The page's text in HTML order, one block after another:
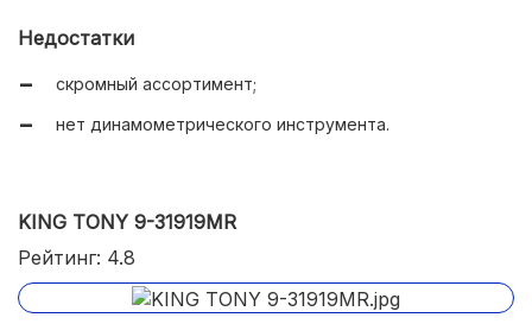
Недостатки
скромный ассортимент;
нет динамометрического инструмента.
KING TONY 9-31919MR
Рейтинг: 4.8